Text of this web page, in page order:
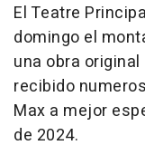
El Teatre
domingo el
una obra
recibido
Max a mejor
de 2024.